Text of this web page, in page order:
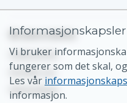
Brukerstøtte
Hjelpesenter
Kontakt oss
Nettstedkart
Vi bruker
fungerer som det skal,
Les vår
informasjon.